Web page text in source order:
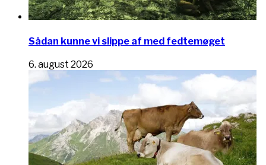
Sådan kunne vi slippe af med fedtemøget
6. august 2026